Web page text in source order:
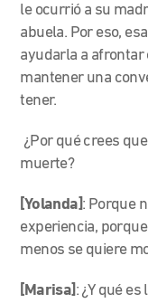
le ocurrió a su
abuela. Por eso,
ayudarla a afrontar
mantener una
tener.
¿Por qué crees
muerte?
[Yolanda]: Porque
experiencia,
menos se quiere
[Marisa] : ¿Y qué